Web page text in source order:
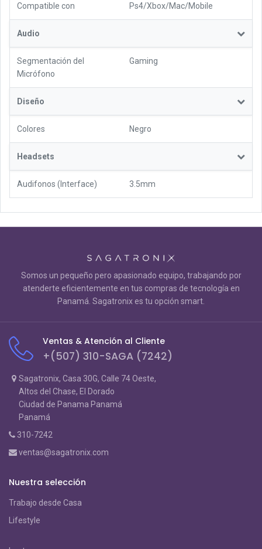
Compatible con Ps4/Xbox/Mac/Mobile
Audio
Segmentación del
Micrófono
Gaming
Diseño
Colores Negro
Headsets
Audifonos (Interface) 3.5mm
Somos un pequeño pero apasionado equipo, trabajando por
atenderte eficientemente en tus compras de tecnología en
Panamá. Sagatronix es tu opción smart.
Ventas & Atención al Cliente
+(507) 310-SAGA (7242)
Sagatronix, Casa 30G, Calle 74 Oeste,
Altos del Chase, El Dorado
Ciudad de Panama Panamá
Panamá
310-7242
ventas@sagatronix.com
Nuestra selección
Trabajo desde Casa
Lifestyle